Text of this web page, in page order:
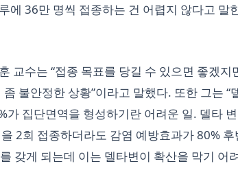
에 36만 명씩 접종하는 건 어렵지 않다고 말
교수는 “접종 목표를 당길 수 있으면 좋겠
불안정한 상황”이라고 말했다. 또한 그는
가 집단면역을 형성하기란 어려운 일. 델타
2회 접종하더라도 감염 예방효과가 80%
갖게 되는데 이는 델타변이 확산을 막기 어